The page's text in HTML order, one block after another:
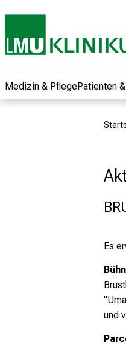
Medizin & PflegePatienten
Es
und
Informationen zu
Jobs,
Weiterbildungen.
Kommen Sie
begeistern – ganz
mehr